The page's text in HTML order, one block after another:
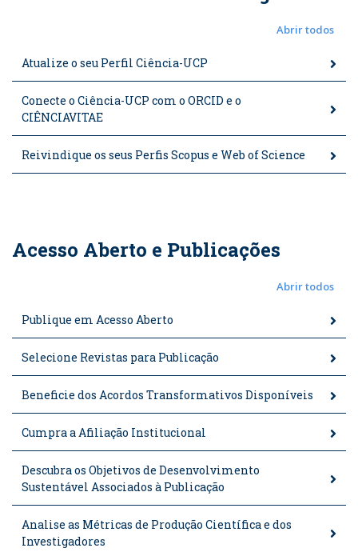
Abrir todos
Atualize o seu Perfil Ciência-UCP
Conecte o Ciência-UCP com o ORCID e o
CIÊNCIAVITAE
Reivindique os seus Perfis Scopus e Web of Science
Acesso Aberto e Publicações
Abrir todos
Publique em Acesso Aberto
Selecione Revistas para Publicação
Beneficie dos Acordos Transformativos Disponíveis
Cumpra a Afiliação Institucional
Descubra os Objetivos de Desenvolvimento
Sustentável Associados à Publicação
Analise as Métricas de Produção Científica e dos
Investigadores